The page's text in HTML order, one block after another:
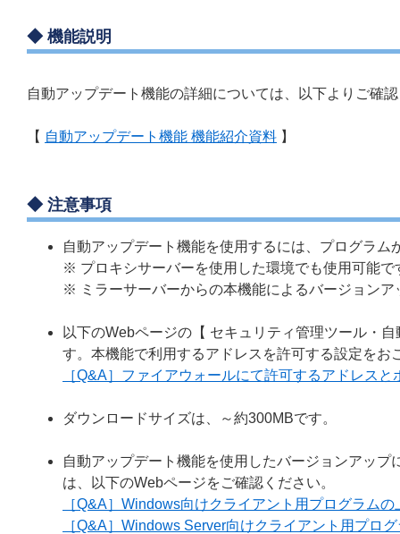
◆ 機能説明
自動アップデート機能の詳細については、以下よりご確
【 自動アップデート機能 機能紹介資料 】
◆ 注意事項
自動アップデート機能を使用するには、プログラ
※ プロキシサーバーを使用した環境でも使用可能で
※ ミラーサーバーからの本機能によるバージョンア
以下のWebページの【 セキュリティ管理ツール・
す。本機能で利用するアドレスを許可する設定をお
［Q&A］ファイアウォールにて許可するアドレス
ダウンロードサイズは、～約300MBです。
自動アップデート機能を使用したバージョンアッ
は、以下のWebページをご確認ください。
［Q&A］Windows向けクライアント用プログラム
［Q&A］Windows Server向けクライアント用プロ